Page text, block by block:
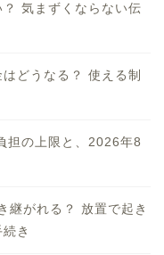
気まずくならない伝
どうなる？ 使える制
担の上限と、2026年8
継がれる？ 放置で起き
き
ロフィール